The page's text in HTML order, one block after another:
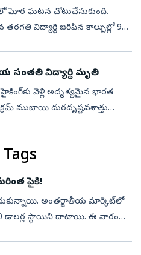
ఘోర ఘటన చోటుచేసుకుంది.
విద్యార్థి జరిపిన కాల్పుల్లో 9
సంతతి విద్యార్థి మృతి
వెళ్లి అదృశ్యమైన భారత
ముబాయి దురదృష్టవశాత్తు
పైకి!
అంతర్జాతీయ మార్కెట్‌లో
డాలర్ల స్థాయిని దాటాయి. ఈ వారం